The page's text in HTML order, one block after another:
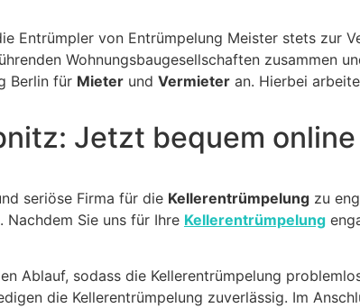
Entrümpler von Entrümpelung Meister stets zur
Wohnungsbaugesellschaften zusammen
Berlin für Mieter und Vermieter an. Hierbei
Jetzt bequem
seriöse Firma für die Kellerentrümpelung zu
Nachdem Sie uns für Ihre Kellerentrümpelung
Ablauf, sodass die Kellerentrümpelung
die Kellerentrümpelung zuverlässig. Im